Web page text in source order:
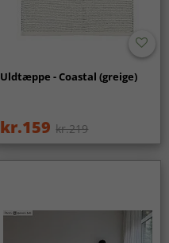
Uldtæppe - Coastal (greige)
kr.159 kr.219